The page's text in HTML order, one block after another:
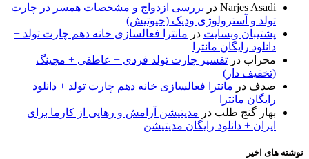
Narjes Asadi در بررسی ازدواج و مشخصات همسر در چارت
تولد و آسترولوژی ودیک (جیوتیش)
پشتیبان وبسایت در مانترا فعالسازی خانه دهم چارت تولد +
دانلود رایگان مانترا
محراب در تفسیر چارت تولد فردی + عاطفی + مچینگ
(تخفیف دار)
صدف در مانترا فعالسازی خانه دهم چارت تولد + دانلود
رایگان مانترا
بهار گنج طلب در مدیتیشن آرامش و رهایی از کارما برای
ایران + دانلود رایگان مدیتیشن
نوشته های اخیر